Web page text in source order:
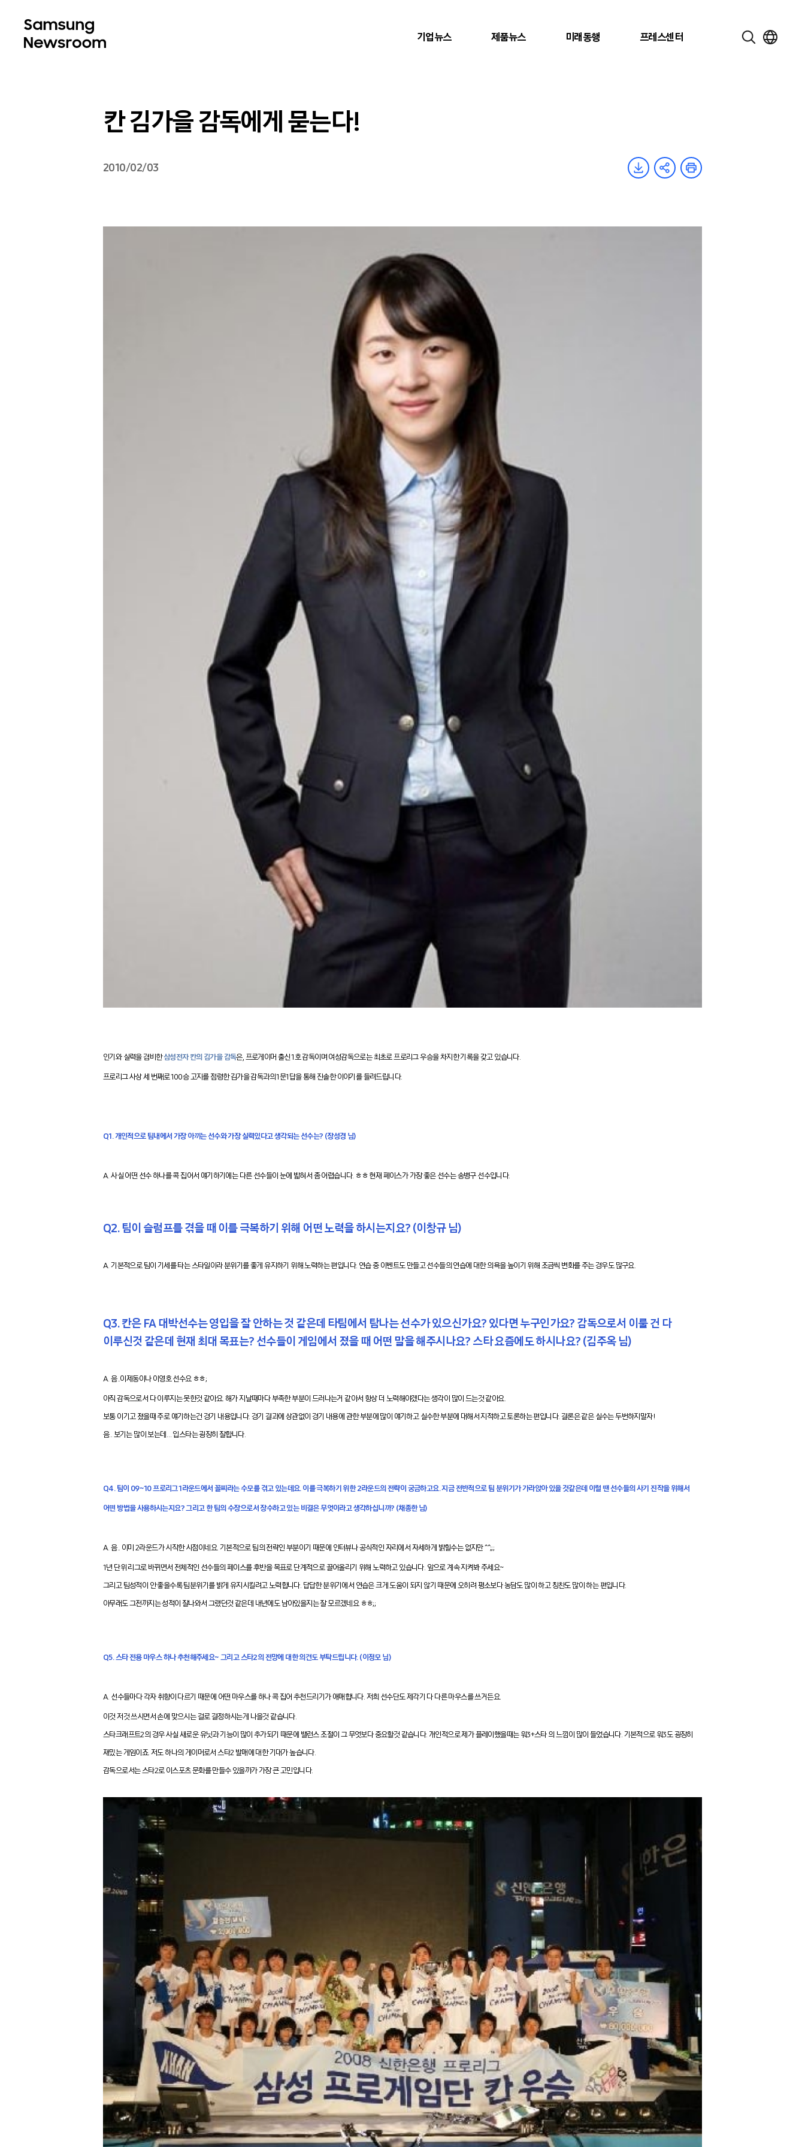
기업뉴스 제품뉴스 미래동행 프레스센터
칸 김가을 감독에게 묻는다!
2010/02/03
인기와 실력을 겸비한삼성전자 칸의 김가을 감독은, 프로게이머 출신 1호 감독이며 여성감독으로는 최초로 프로리그 우승을 차지한 기록을 갖고 있습니다.
프로리그 사상 세 번째로 100승 고지를 점령한 김가을 감독과의 1문1답을 통해 진솔한 이야기를 들려드립니다.
Q1. 개인적으로 팀내에서 가장 아끼는 선수와 가장 실력있다고 생각되는 선수는? (장성경 님)
A. 사실 어떤 선수 하나를 콕 집어서 얘기하기에는 다른 선수들이 눈에 밟혀서 좀 어렵습니다. ㅎㅎ 현재 페이스가 가장 좋은 선수는 송병구 선수입니다.
Q2. 팀이 슬럼프를 겪을 때 이를 극복하기 위해 어떤 노력을 하시는지요? (이창규 님)
A. 기본적으로 팀이 기세를 타는 스타일이라 분위기를 좋게 유지하기 위해 노력하는 편입니다. 연습 중 이벤트도 만들고 선수들의 연습에 대한 의욕을 높이기 위해 조금씩 변화를 주는 경우도 많구요.
Q3. 칸은 FA 대박선수는 영입을 잘 안하는 것 같은데 타팀에서 탐나는 선수가 있으신가요? 있다면 누구인가요? 감독으로서 이룰 건 다
이루신것 같은데 현재 최대 목표는? 선수들이 게임에서 졌을 때 어떤 말을 해주시나요? 스타 요즘에도 하시나요? (김주옥 님)
A. 음..이제동이나 이영호 선수요 ㅎㅎ;
아직 감독으로서 다 이루지는 못한것 같아요. 해가 지날때마다 부족한 부분이 드러나는거 같아서 항상 더 노력해야겠다는 생각이 많이 드는것 같아요.
보통 이기고 졌을때 주로 얘기하는건 경기 내용입니다. 경기 결과에 상관없이 경기 내용에 관한 부분에 많이 얘기하고 실수한 부분에 대해서 지적하고 토론하는 편입니다. 결론은 같은 실수는 두번하지말자!
음.. 보기는 많이 보는데… 입스타는 굉장히 잘합니다.
Q4. 팀이 09~10 프로리그 1라운드에서 꼴찌라는 수모를 겪고 있는데요. 이를 극복하기 위한 2라운드의 전략이 궁금하고요. 지금 전반적으로 팀 분위기가 가라앉아 있을 것같은데 이럴 땐 선수들의 사기 진작을 위해서
어떤 방법을 사용하시는지요? 그리고 한 팀의 수장으로서 장수하고 있는 비결은 무엇이라고 생각하십니까? (채종한 님)
A. 음.. 이미 2라운드가 시작한 시점이네요. 기본적으로 팀의 전략인 부분이기 때문에 인터뷰나 공식적인 자리에서 자세하게 밝힐수는 없지만 ^^;;;
1년 단위 리그로 바뀌면서 전체적인 선수들의 페이스를 후반을 목표로 단계적으로 끌어올리기 위해 노력하고 있습니다. 앞으로 계속 지켜봐 주세요~
그리고 팀성적이 안 좋을수록 팀분위기를 밝게 유지시킬려고 노력합니다. 답답한 분위기에서 연습은 크게 도움이 되지 않기 때문에 오히려 평소보다 농담도 많이 하고 칭찬도 많이 하는 편입니다.
아무래도 그전까지는 성적이 잘나와서 그랬던것 같은데 내년에도 남아있을지는 잘 모르겠네요 ㅎㅎ;;
Q5. 스타 전용 마우스 하나 추천해주세요~ 그리고 스타2의 전망에 대한 의견도 부탁드립니다. (이정모 님)
A. 선수들마다 각자 취향이 다르기 때문에 어떤 마우스를 하나 콕 집어 추천드리기가 애매합니다. 저희 선수단도 제각기 다 다른 마우스를 쓰거든요.
이것 저것 쓰시면서 손에 맞으시는 걸로 결정하시는게 나을것 같습니다.
스타크래프트2의 경우 사실 새로운 유닛과 기능이 많이 추가되기 때문에 밸런스 조절이 그 무엇보다 중요할것 같습니다. 개인적으로 제가 플레이했을때는 워3+스타 의 느낌이 많이 들었습니다. 기본적으로 워3도 굉장히
재밌는 게임이죠. 저도 하나의 게이머로서 스타2 발매에 대한 기대가 높습니다.
감독으로서는 스타2로 이스포츠 문화를 만들수 있을까가 가장 큰 고민입니다.